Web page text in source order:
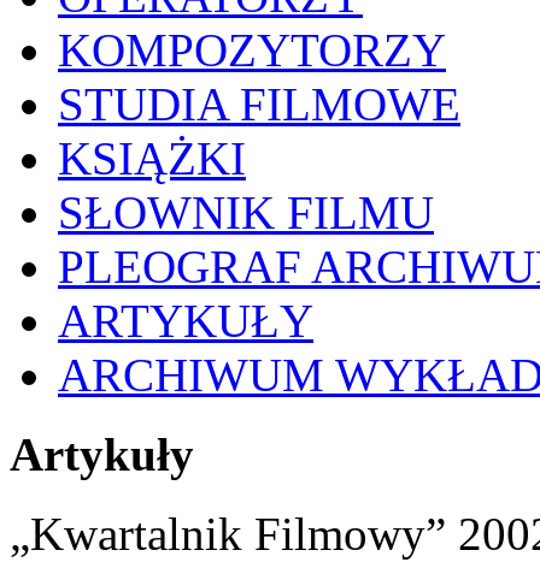
KOMPOZYTORZY
STUDIA FILMOWE
KSIĄŻKI
SŁOWNIK FILMU
PLEOGRAF
ARTYKUŁY
ARCHIWUM
Artykuły
„Kwartalnik Filmowy”